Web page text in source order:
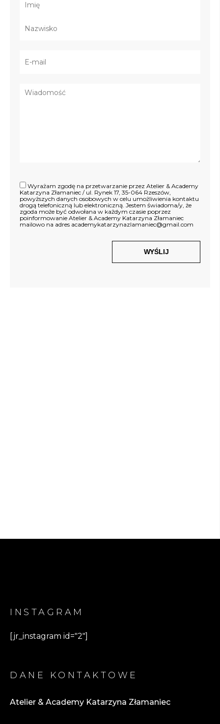
Wyrażam zgodę na przetwarzanie przez Atelier & Academy
Katarzyna Złamaniec / ul. Rynek 17, 35-064 Rzeszów,
powyższych danych osobowych w celu umożliwienia kontaktu
drogą telefoniczną lub elektroniczną. Jestem świadoma/y, że
zgoda może być odwołana w każdym czasie poprzez
poinformowanie Atelier & Academy Katarzyna Złamaniec
mailowo na adres academykatarzynazlamaniec@gmail.com
INSTAGRAM
[jr_instagram id="2"]
DANE KONTAKTOWE
Atelier & Academy Katarzyna Złamaniec